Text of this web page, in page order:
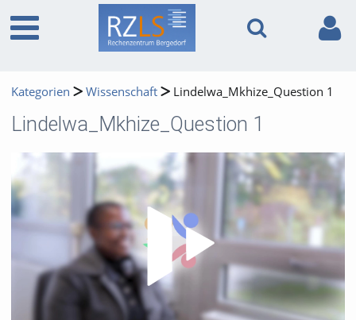
Kategorien Wissenschaft Lindelwa_Mkhize_Question 1
Lindelwa_Mkhize_Question 1